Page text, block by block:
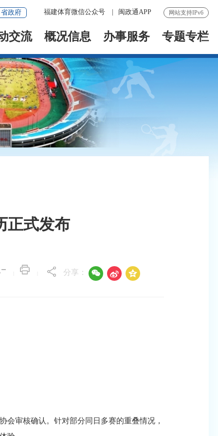
网站支持IPv6
福建体育微信公众号 闽政通APP
省政府
交流 概况信息 办事服务 专题专栏
正式发布
分享：   
审核确认。针对部分同日多赛的重叠情况，